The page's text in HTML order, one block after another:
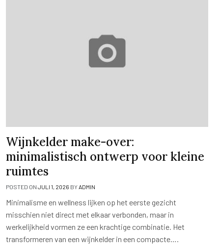
Wijnkelder make-over:
minimalistisch ontwerp voor kleine
ruimtes
POSTED ON JULI 1, 2026 BYADMIN
Minimalisme en wellness lijken op het eerste gezicht
misschien niet direct met elkaar verbonden, maar in
werkelijkheid vormen ze een krachtige combinatie. Het
transformeren van een wijnkelder in een compacte….